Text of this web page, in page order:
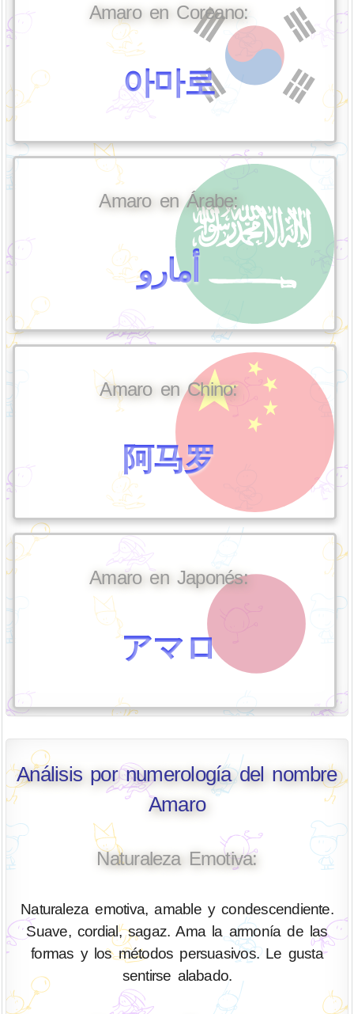
Amaro en Coreano:
아마로
Amaro en Árabe:
أمارو
Amaro en Chino:
阿马罗
Amaro en Japonés:
アマロ
Análisis por numerología del nombre
Amaro
Naturaleza Emotiva:
Naturaleza emotiva, amable y condescendiente.
Suave, cordial, sagaz. Ama la armonía de las
formas y los métodos persuasivos. Le gusta
sentirse alabado.